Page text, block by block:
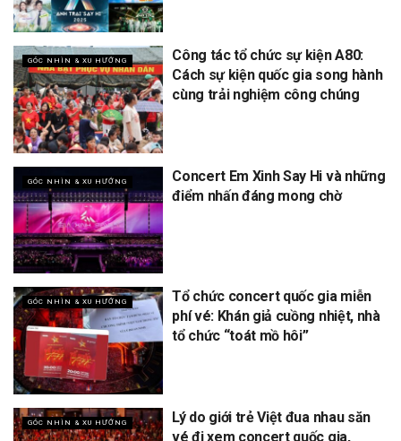
GÓC NHÌN & XU HƯỚNG
Công tác tổ chức sự kiện A80:
Cách sự kiện quốc gia song hành
cùng trải nghiệm công chúng
GÓC NHÌN & XU HƯỚNG
Concert Em Xinh Say Hi và những
điểm nhấn đáng mong chờ
GÓC NHÌN & XU HƯỚNG
Tổ chức concert quốc gia miễn
phí vé: Khán giả cuồng nhiệt, nhà
tổ chức “toát mồ hôi”
GÓC NHÌN & XU HƯỚNG
Lý do giới trẻ Việt đua nhau săn
vé đi xem concert quốc gia,